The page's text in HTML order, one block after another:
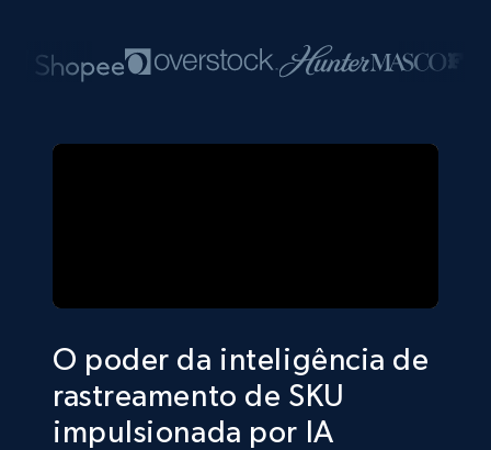
O poder da inteligência de
rastreamento de SKU
impulsionada por IA